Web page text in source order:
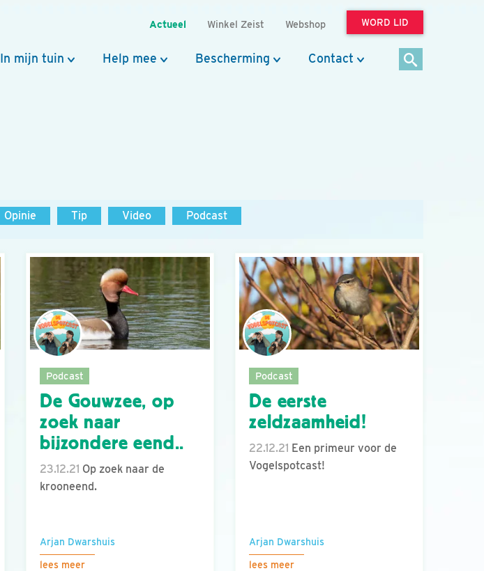
Actueel Winkel Zeist Webshop WORD LID
In mijn tuin Help mee Bescherming Contact
Opinie Tip Video Podcast
Podcast
De Gouwzee, op
zoek naar
bijzondere eend..
23.12.21 Op zoek naar de
krooneend.
Arjan Dwarshuis
lees meer
Podcast
De eerste
zeldzaamheid!
22.12.21 Een primeur voor de
Vogelspotcast!
Arjan Dwarshuis
lees meer